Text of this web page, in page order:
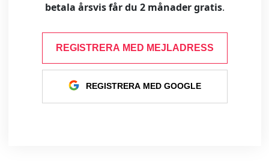
betala årsvis får du 2 månader gratis.
REGISTRERA MED MEJLADRESS
REGISTRERA MED GOOGLE